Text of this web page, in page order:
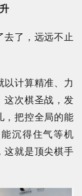
去了，远远不止
以计算精准、力
这次棋圣战，发
，把控全局的能
沉得住气等机
这就是顶尖棋手